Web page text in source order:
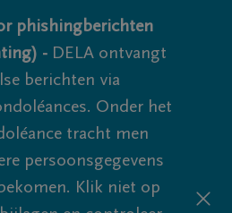
phishingberichten
- DELA ontvangt
berichten via
Onder het
tracht men
persoonsgegevens
Klik niet op